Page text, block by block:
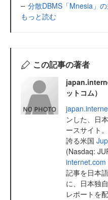
分散DBMS「Mnesia」
もっと読む
この記事の著者
ットコム）
ンした、日
ースサイト
誇る米国
(Nasdaq:
internet.com
記事を日本
に、日本独
レポートを配